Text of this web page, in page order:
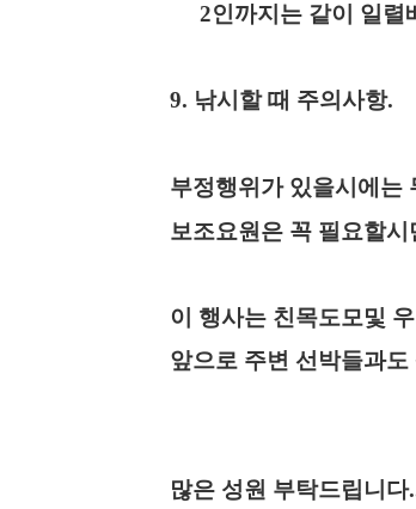
2인까지는 같이 일렬
9. 낚시할 때 주의사항.
부정행위가 있을시에는
보조요원은 꼭 필요할
이 행사는 친목도모및
앞으로 주변 선박들과
많은 성원 부탁드립니다